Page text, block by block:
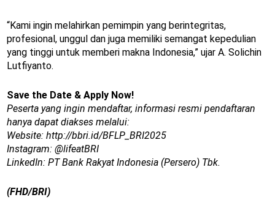
“Kami ingin melahirkan pemimpin yang berintegritas,
profesional, unggul dan juga memiliki semangat kepedulian
yang tinggi untuk memberi makna Indonesia,” ujar A. Solichin
Lutfiyanto.
Save the Date & Apply Now!
Peserta yang ingin mendaftar, informasi resmi pendaftaran
hanya dapat diakses melalui:
Website: http://bbri.id/BFLP_BRI2025
Instagram: @lifeatBRI
LinkedIn: PT Bank Rakyat Indonesia (Persero) Tbk.
(FHD/BRI)